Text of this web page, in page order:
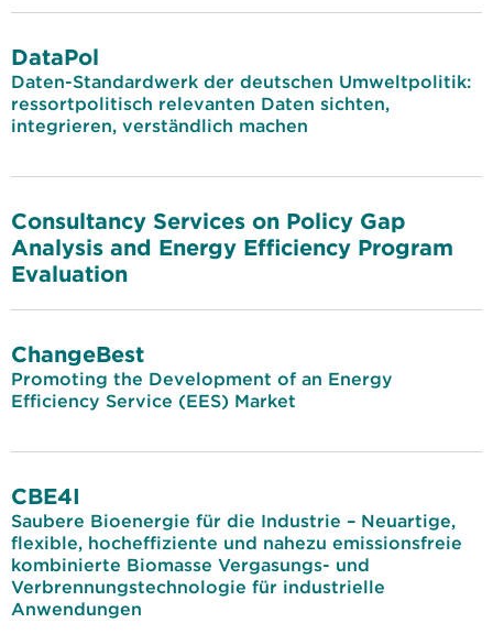
DataPol
Daten-Standardwerk der deutschen Umweltpolitik:
ressortpolitisch relevanten Daten sichten,
integrieren, verständlich machen
Consultancy Services on Policy Gap
Analysis and Energy Efficiency Program
Evaluation
ChangeBest
Promoting the Development of an Energy
Efficiency Service (EES) Market
CBE4I
Saubere Bioenergie für die Industrie – Neuartige,
flexible, hocheffiziente und nahezu emissionsfreie
kombinierte Biomasse Vergasungs- und
Verbrennungstechnologie für industrielle
Anwendungen